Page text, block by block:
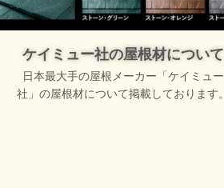
ケイミュー社の屋根材について
日本最大手の屋根メーカー「ケイミュー
社」の屋根材について掲載しております。